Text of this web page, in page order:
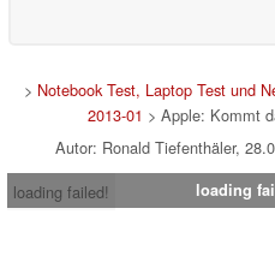
> Notebook Test, Laptop Test und
2013-01 > Apple: Kommt
Autor: Ronald Tiefenthäler,
loading failed!
loading